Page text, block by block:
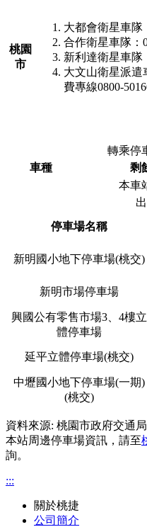
桃園
市
大都會衛星車隊
合作衛星車隊：
新利達衛星車隊
大文山衛星派遣
費專線0800-
轉乘停
車種
剩
本車
停車場名稱
新明國小地下停車場(桃交)
新明市場停車場
興國公有零售市場3、4樓立
體停車場
延平立體停車場(桃交)
中壢國小地下停車場(一期)
(桃交)
資料來源: 桃園市政府交通局
本站周邊停車場資訊，請至
詢。
:::
關於桃捷
公司簡介